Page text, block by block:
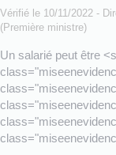
Vérifié le 10/11/2022 -
(Première ministre)
Un salarié peut être